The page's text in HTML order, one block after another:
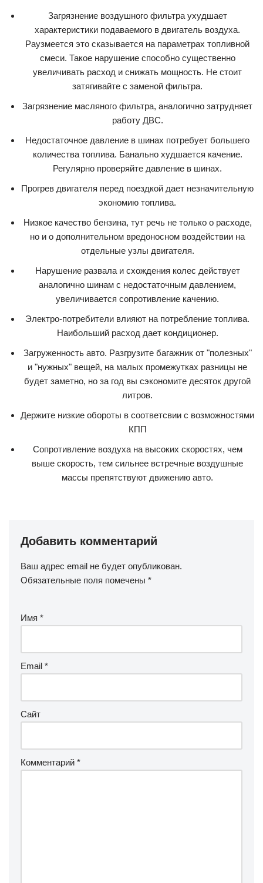
Загрязнение воздушного фильтра ухудшает
характеристики подаваемого в двигатель воздуха.
Раузмеется это сказывается на параметрах топливной
смеси. Такое нарушение способно существенно
увеличивать расход и снижать мощность. Не стоит
затягивайте с заменой фильтра.
Загрязнение масляного фильтра, аналогично затрудняет
работу ДВС.
Недостаточное давление в шинах потребует большего
количества топлива. Банально худшается качение.
Регулярно проверяйте давление в шинах.
Прогрев двигателя перед поездкой дает незначительную
экономию топлива.
Низкое качество бензина, тут речь не только о расходе,
но и о дополнительном вредоносном воздействии на
отдельные узлы двигателя.
Нарушение развала и схождения колес действует
аналогично шинам с недостаточным давлением,
увеличивается сопротивление качению.
Электро-потребители влияют на потребление топлива.
Наибольший расход дает кондиционер.
Загруженность авто. Разгрузите багажник от "полезных"
и "нужных" вещей, на малых промежутках разницы не
будет заметно, но за год вы сэкономите десяток другой
литров.
Держите низкие обороты в соответсвии с возможностями
КПП
Сопротивление воздуха на высоких скоростях, чем
выше скорость, тем сильнее встречные воздушные
массы препятствуют движению авто.
Добавить комментарий
Ваш адрес email не будет опубликован.
Обязательные поля помечены *
Имя *
Email *
Сайт
Комментарий *